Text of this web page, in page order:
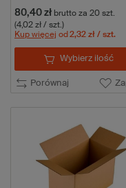
80,40 zł brutto za 20 szt.
(4,02 zł / szt.)
Kup więcej od 2,32 zł / szt.
Porównaj
Wybierz ilość